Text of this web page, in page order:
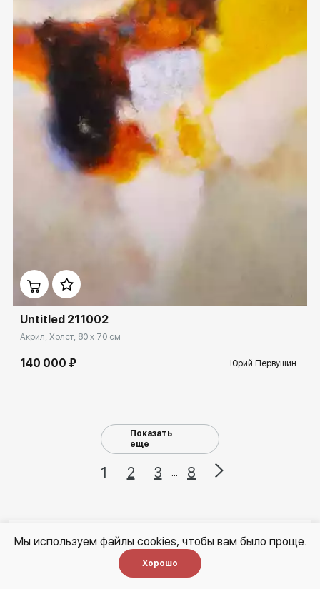
Untitled 211002
Акрил, Холст, 80 x 70 см
140 000 ₽ Юрий Первушин
Показать
еще
1 2 3 8
Как купить картину на сайте?
Мы используем файлы cookies, чтобы вам было проще.
Хорошо